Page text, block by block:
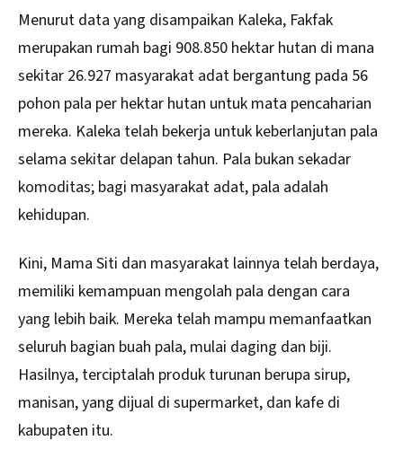
Menurut data yang disampaikan Kaleka, Fakfak
merupakan rumah bagi 908.850 hektar hutan di mana
sekitar 26.927 masyarakat adat bergantung pada 56
pohon pala per hektar hutan untuk mata pencaharian
mereka. Kaleka telah bekerja untuk keberlanjutan pala
selama sekitar delapan tahun. Pala bukan sekadar
komoditas; bagi masyarakat adat, pala adalah
kehidupan.
Kini, Mama Siti dan masyarakat lainnya telah berdaya,
memiliki kemampuan mengolah pala dengan cara
yang lebih baik. Mereka telah mampu memanfaatkan
seluruh bagian buah pala, mulai daging dan biji.
Hasilnya, terciptalah produk turunan berupa sirup,
manisan, yang dijual di supermarket, dan kafe di
kabupaten itu.